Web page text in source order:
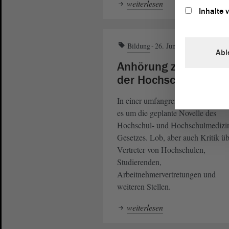
weiterlesen
Bildung 26. Juni 2025
Anhörung zur Novelle
der Hochschulgesetze
In einer umfangreichen
es um die geplante Novelle des
Hochschul- und
Gesetzes. Lob, aber auch Kritik
Vertreter von Hochschulen,
Studierenden,
Arbeitnehmervertretungen und
weiteren Stellen.
weiterlesen
Inhalte